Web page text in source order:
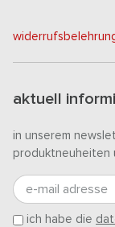
aktuell
in unserem
produktneuheiten
e-mail adresse
ich habe die